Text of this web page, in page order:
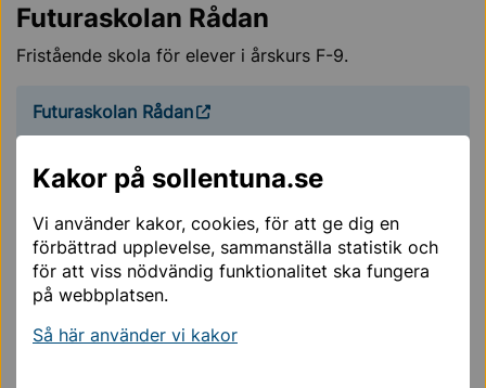
Kakor på sollentuna.se
Vi använder kakor, cookies, för att ge dig en
förbättrad upplevelse, sammanställa statistik och
för att viss nödvändig funktionalitet ska fungera
på webbplatsen.
Så här använder vi kakor
Futuraskolan Rådan
Fristående skola för elever i årskurs F-9.
Futuraskolan Rådan
Silverbäckens skola
Fristående skola för elever i årskurs F-9.
Silverbäcken